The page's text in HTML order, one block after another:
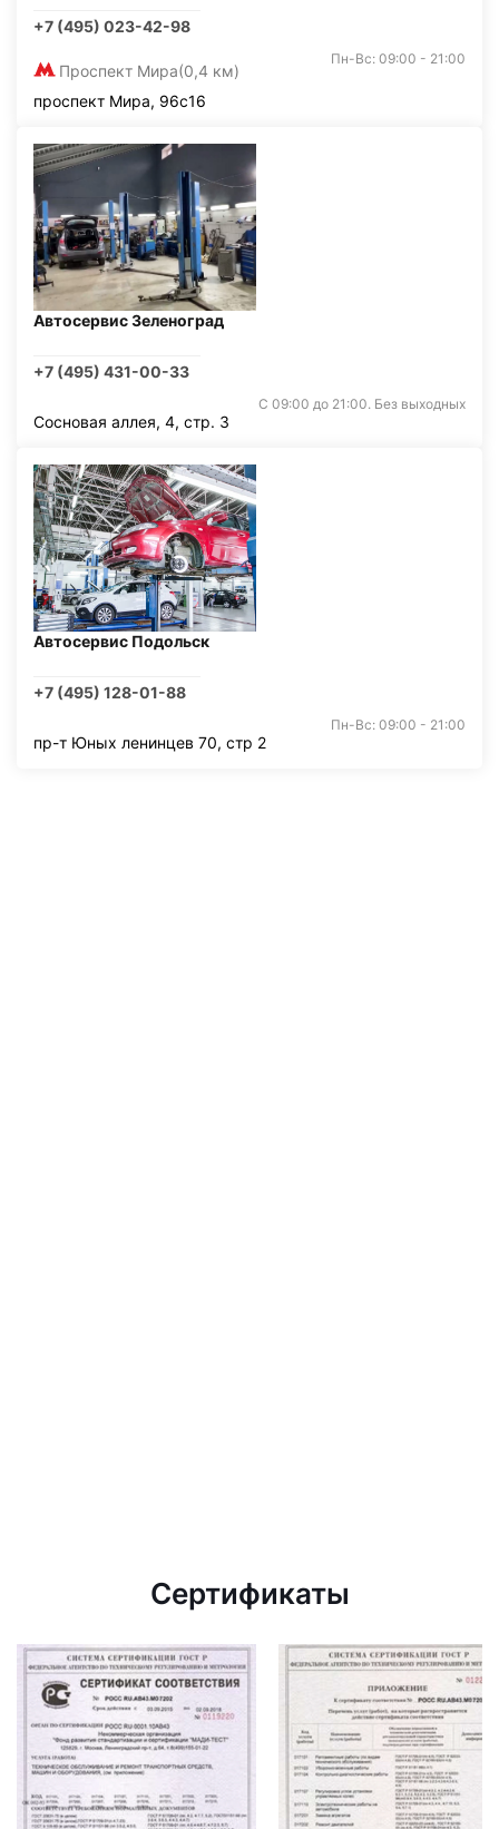
+7 (495) 023-42-98
Проспект Мира(0,4 км)
Пн-Вс: 09:00 - 21:00
проспект Мира, 96с16
Автосервис Зеленоград
+7 (495) 431-00-33
С 09:00 до 21:00. Без выходных
Сосновая аллея, 4, стр. 3
Автосервис Подольск
+7 (495) 128-01-88
Пн-Вс: 09:00 - 21:00
пр-т Юных ленинцев 70, стр 2
Сертификаты